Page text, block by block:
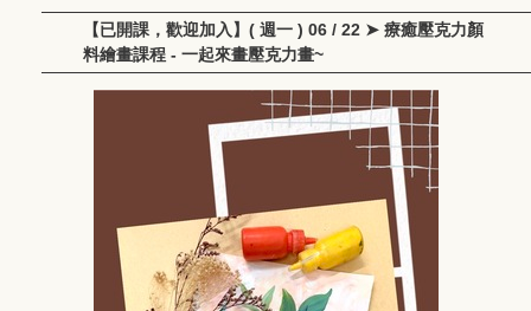
【已開課，歡迎加入】( 週一 ) 06 / 22 ➤ 療癒壓克力顏
料繪畫課程 - 一起來畫壓克力畫~